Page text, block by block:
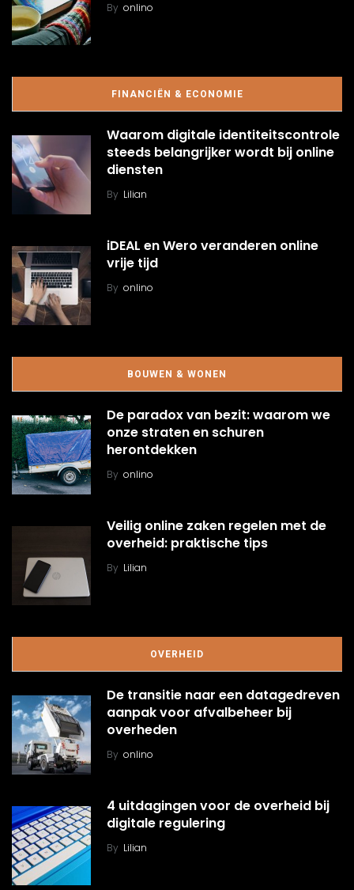
By onlino
FINANCIËN & ECONOMIE
Waarom digitale identiteitscontrole
steeds belangrijker wordt bij online
diensten
By Lilian
iDEAL en Wero veranderen online
vrije tijd
By onlino
BOUWEN & WONEN
De paradox van bezit: waarom we
onze straten en schuren
herontdekken
By onlino
Veilig online zaken regelen met de
overheid: praktische tips
By Lilian
OVERHEID
De transitie naar een datagedreven
aanpak voor afvalbeheer bij
overheden
By onlino
4 uitdagingen voor de overheid bij
digitale regulering
By Lilian